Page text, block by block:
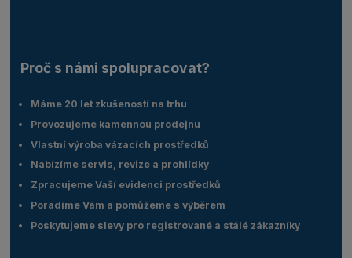
Proč s námi spolupracovat?
Máme 20 let zkušeností na trhu
Provozujeme kamennou prodejnu
Vlastní výroba vázacích prostředků
Nabízíme servis, revize a prohlídky
Zpracujeme Vaší evidenci prostředků
Poradíme Vám a pomůžeme s výběrem
Poskytujeme slevy pro registrované a stálé zákazníky